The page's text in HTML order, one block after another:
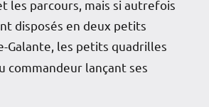
les parcours, mais si autrefois
disposés en deux petits
Galante, les petits quadrilles
lançant ses